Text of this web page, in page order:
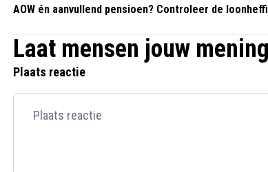
AOW én aanvullend pensioen? Controleer de
Laat mensen jouw
Plaats reactie